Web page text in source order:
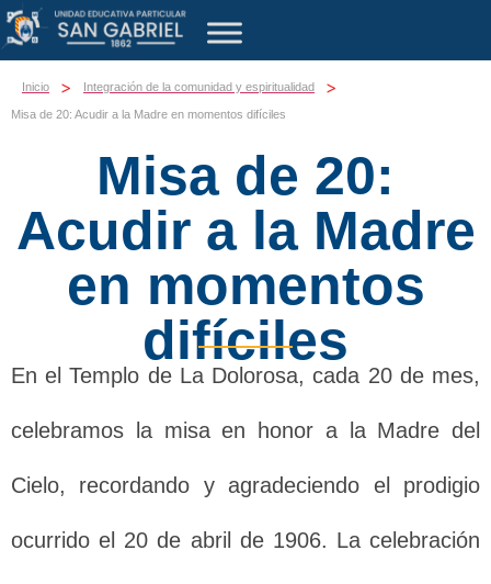
Inicio > Integración de la comunidad y espiritualidad >
Misa de 20: Acudir a la Madre en momentos difíciles
Misa de 20:
Acudir a la Madre
en momentos
difíciles
En el Templo de La Dolorosa, cada 20 de mes,
celebramos la misa en honor a la Madre del
Cielo, recordando y agradeciendo el prodigio
ocurrido el 20 de abril de 1906. La celebración